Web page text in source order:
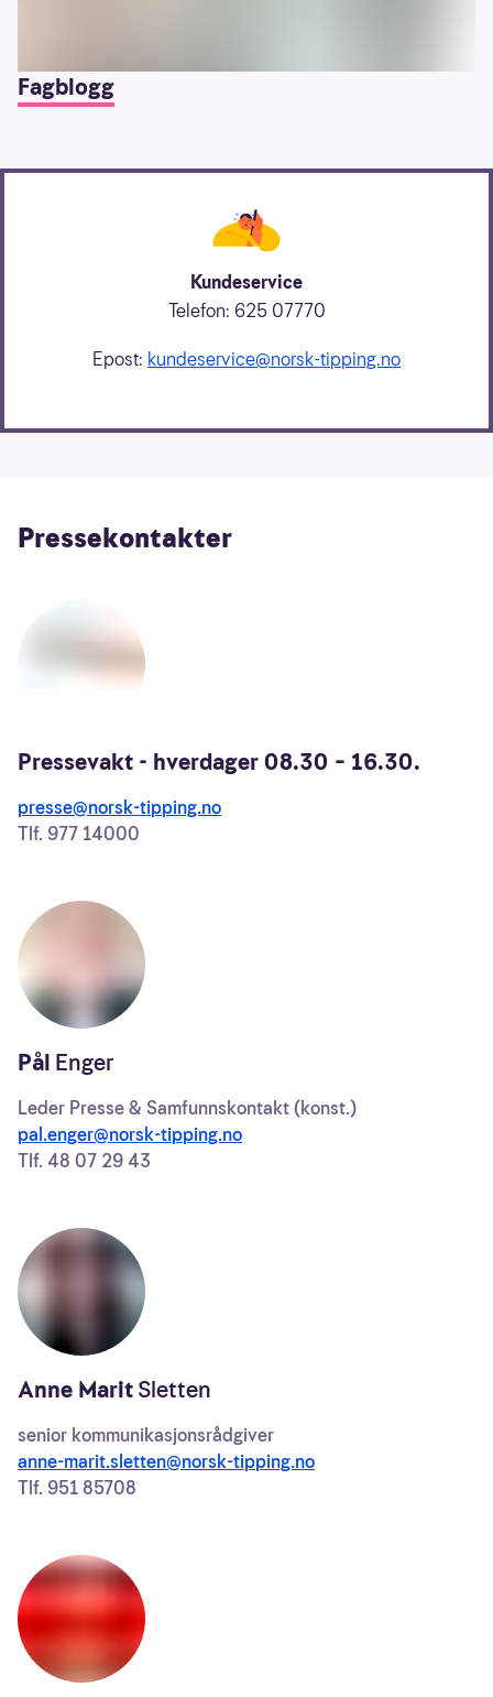
Fagblogg
Kundeservice
Telefon: 625 07770
Epost: kundeservice@norsk-tipping.no
Pressekontakter
Pressevakt - hverdager 08.30 – 16.30.
presse@norsk-tipping.no
Tlf. 977 14000
Pål Enger
Leder Presse & Samfunnskontakt (konst.)
pal.enger@norsk-tipping.no
Tlf. 48 07 29 43
Anne MaritSletten
senior kommunikasjonsrådgiver
anne-marit.sletten@norsk-tipping.no
Tlf. 951 85708